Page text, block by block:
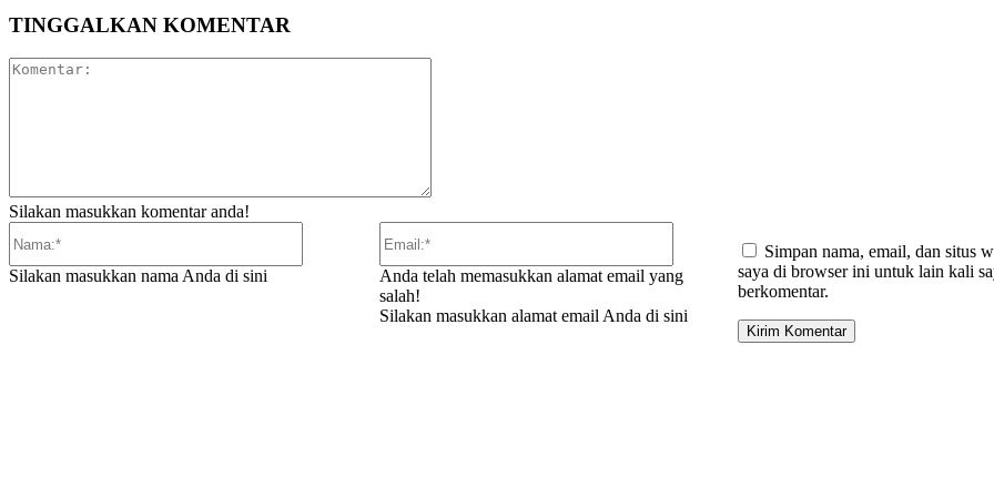
TINGGALKAN KOMENTAR
Silakan masukkan komentar anda!
Silakan masukkan nama Anda di sini
Anda telah memasukkan alamat email yang
salah!
Silakan masukkan alamat email Anda di sini
Simpan nama, email, dan situs
saya di browser ini untuk lain kali
berkomentar.